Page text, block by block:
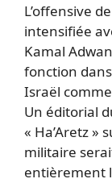
L’offensive
intensifiée
Kamal
fonction
Israël
Un éditorial
« Ha’Aretz »
militaire
entièrement